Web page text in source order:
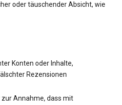
oder täuschender Absicht, wie
Konten oder Inhalte,
Rezensionen
Annahme, dass mit